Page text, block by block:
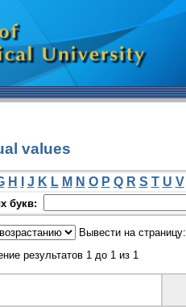
values
H J K L M N O P Q R S T U V
букв:
Вывести на страницу:
результатов 1 до 1 из 1